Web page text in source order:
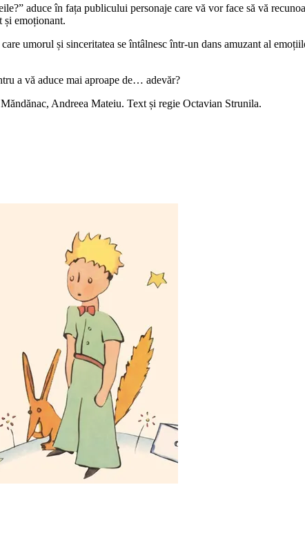
aduce în fața publicului personaje care vă vor face să vă
și emoționant.
umorul și sinceritatea se întâlnesc într-un dans amuzant al
a vă aduce mai aproape de… adevăr?
Andreea Mateiu. Text și regie Octavian Strunila.